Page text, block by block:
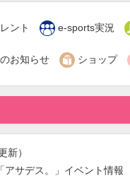
ント  e-sports実況
お知らせ  ショップ
新）
サデス。」イベント情報